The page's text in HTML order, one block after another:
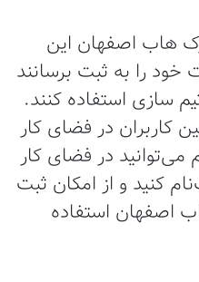
هاب اصفهان این
را به ثبت برسانند
سازی استفاده کنند.
کاربران در فضای کار
در فضای کار
کنید و از امکان ثبت
استفاده